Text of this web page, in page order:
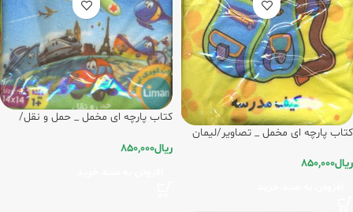
کتاب پارچه ای مخمل _ تصاویر/لیمان
ریال850,000
کتاب پارچه ای مخمل _ حمل و نقل/
ریال850,000